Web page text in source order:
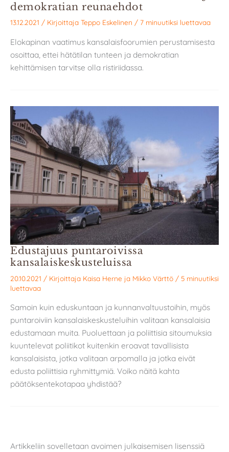
demokratian reunaehdot
13.12.2021 / Kirjoittaja Teppo Eskelinen / 7 minuutiksi luettavaa
Elokapinan vaatimus kansalaisfoorumien perustamisesta
osoittaa, ettei hätätilan tunteen ja demokratian
kehittämisen tarvitse olla ristiriidassa.
Edustajuus puntaroivissa
kansalaiskeskusteluissa
20.10.2021 / Kirjoittaja Kaisa Herne ja Mikko Värttö / 5 minuutiksi
luettavaa
Samoin kuin eduskuntaan ja kunnanvaltuustoihin, myös
puntaroiviin kansalaiskeskusteluihin valitaan kansalaisia
edustamaan muita. Puoluettaan ja poliittisia sitoumuksia
kuuntelevat poliitikot kuitenkin eroavat tavallisista
kansalaisista, jotka valitaan arpomalla ja jotka eivät
edusta poliittisia ryhmittymiä. Voiko näitä kahta
päätöksentekotapaa yhdistää?
Artikkeliin sovelletaan avoimen julkaisemisen lisenssiä